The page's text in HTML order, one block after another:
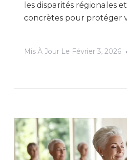
les disparités régionales
concrètes pour protéger
Mis À Jour Le Février 3, 2026